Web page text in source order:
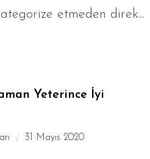
etmeden direk...
Yeterince İyi
31 Mayıs 2020